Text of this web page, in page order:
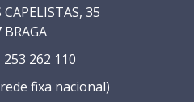
CAPELISTAS, 35
253 262 110
fixa nacional)